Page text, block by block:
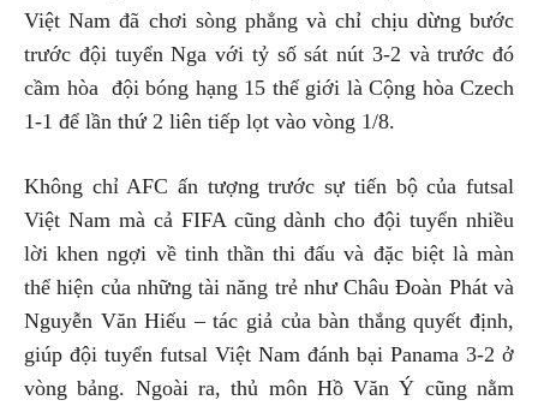
Việt Nam đã chơi sòng phẳng và chỉ chịu dừng bước
trước đội tuyển Nga với tỷ số sát nút 3-2 và trước đó
cầm hòa đội bóng hạng 15 thế giới là Cộng hòa Czech
1-1 để lần thứ 2 liên tiếp lọt vào vòng 1/8.
Không chỉ AFC ấn tượng trước sự tiến bộ của futsal
Việt Nam mà cả FIFA cũng dành cho đội tuyển nhiều
lời khen ngợi về tinh thần thi đấu và đặc biệt là màn
thể hiện của những tài năng trẻ như Châu Đoàn Phát và
Nguyễn Văn Hiếu – tác giả của bàn thắng quyết định,
giúp đội tuyển futsal Việt Nam đánh bại Panama 3-2 ở
vòng bảng. Ngoài ra, thủ môn Hồ Văn Ý cũng nằm